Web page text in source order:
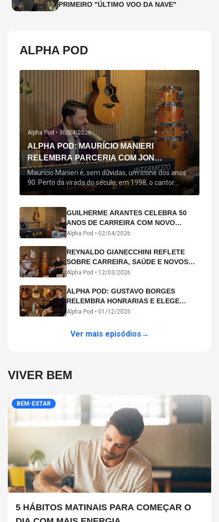
PRIMEIRO "ÚLTIMO VOO DA NAVE"
ALPHA POD
Alpha Pod • 30/04/2026
ALPHA POD: MAURÍCIO MANIERI
RELEMBRA PARCERIA COM JON
SECADA, ORIGEM DE "BEM QUERER" E
MAIS
Maurício Manieri é, sem dúvidas, um ícone dos anos
90. Perto da virada do século, em 1998, o cantor
estreou oficialmente com o seu primeiro disco, "A
acompanham até hoje, quase trinta anos mais tarde:
"Bem Querer" e "Minha Menina". Em 2026, o astro
segue com o […]
GUILHERME ARANTES CELEBRA 50
ANOS DE CARREIRA COM NOVO
ÁLBUM INTERDIMENSIONAL E TURNÊ
Alpha Pod • 02/04/2026
REYNALDO GIANECCHINI REFLETE
SOBRE CARREIRA, SAÚDE E NOVOS
CAMINHOS ARTÍSTICOS NO ALPHA
Alpha Pod • 12/03/2026
ALPHA POD: GUSTAVO BORGES
RELEMBRA HONRARIAS E ELEGE
MICHAEL PHELPS O MAIOR ATLETA DA
Alpha Pod • 01/12/2025
Ver mais episódios →
VIVER BEM
BEM-ESTAR
5 HÁBITOS MATINAIS PARA COMEÇAR O